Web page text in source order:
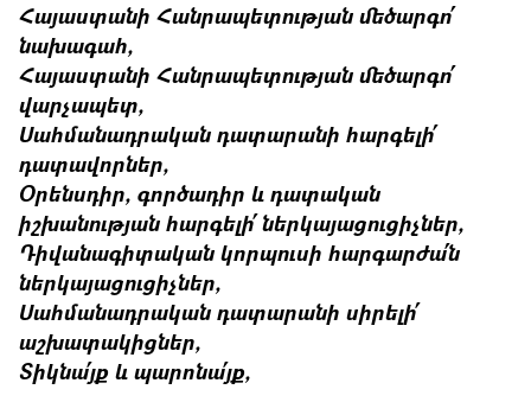
Հայաստանի Հանրապետության մեծարգո՛
նախագահ,
Հայաստանի Հանրապետության մեծարգո՛
վարչապետ,
Սահմանադրական դատարանի հարգելի՛
դատավորներ,
Օրենսդիր, գործադիր և դատական
իշխանության հարգելի՛ ներկայացուցիչներ,
Դիվանագիտական կորպուսի հարգարժա՛ն
ներկայացուցիչներ,
Սահմանադրական դատարանի սիրելի՛
աշխատակիցներ,
Տիկնա՛յք և պարոնա՛յք,